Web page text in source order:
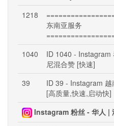
1218
东南亚服务
1040
ID 1040 - Instagram
尼混合赞 [快速]
39
ID 39 - Instagram 越
[高质量,快速,启动快]
Instagram 粉丝 - 华人 |